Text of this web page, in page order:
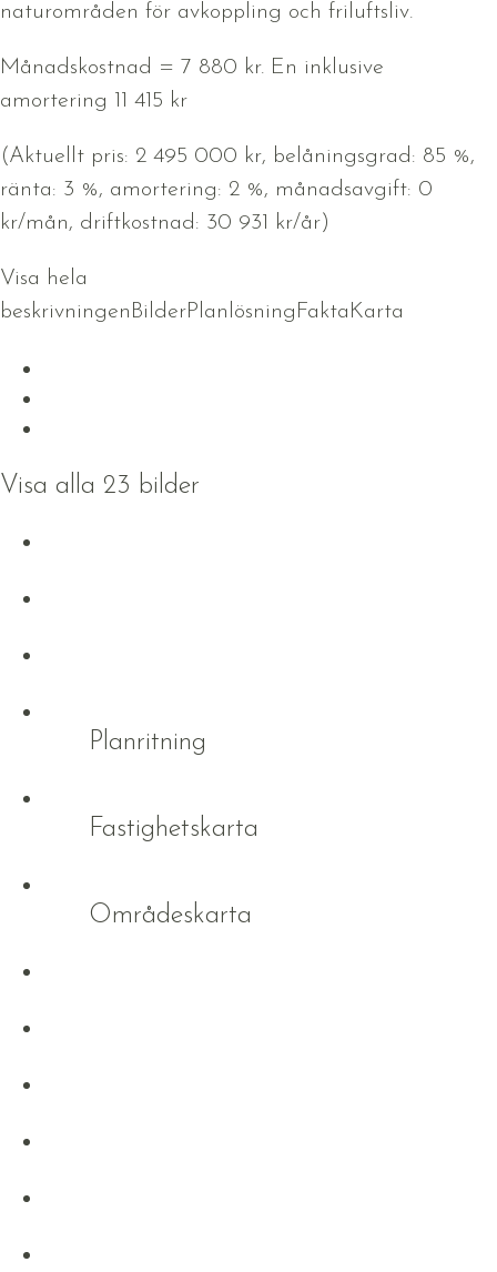
naturområden för avkoppling och friluftsliv.
Månadskostnad = 7 880 kr. En inklusive
amortering 11 415 kr
(Aktuellt pris: 2 495 000 kr, belåningsgrad: 85 %,
ränta: 3 %, amortering: 2 %, månadsavgift: 0
kr/mån, driftkostnad: 30 931 kr/år)
Visa hela
beskrivningen BilderPlanlösning Fakta Karta
Visa alla 23 bilder
Planritning
Fastighetskarta
Områdeskarta